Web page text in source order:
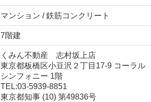
マンション / 鉄筋コンクリート
7階建
くみん不動産 志村坂上店
東京都板橋区小豆沢２丁目17-9 コーラル
シンフォニー 1階
TEL:03-5939-8851
東京都知事 (10) 第49836号